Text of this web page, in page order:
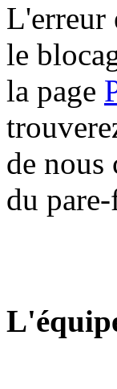
L'erreur
le
la page
de nous
du